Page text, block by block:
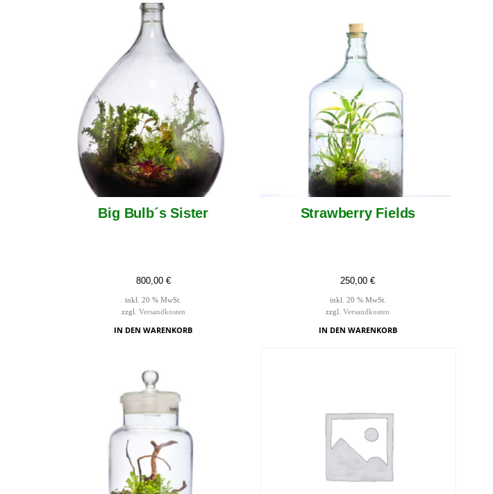
Big Bulb´s Sister
800,00 €
inkl. 20 % MwSt.
zzgl. Versandkosten
IN DEN WARENKORB
Strawberry Fields
250,00€
inkl. 20 % MwSt.
zzgl.Versandkosten
IN DEN WARENKORB